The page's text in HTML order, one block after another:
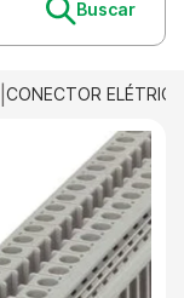
CONECTOR